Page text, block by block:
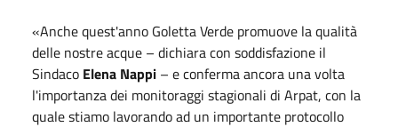
«Anche quest'anno Goletta Verde promuove la qualità
delle nostre acque – dichiara con soddisfazione il
Sindaco Elena Nappi – e conferma ancora una volta
l'importanza dei monitoraggi stagionali di Arpat, con la
quale stiamo lavorando ad un importante protocollo